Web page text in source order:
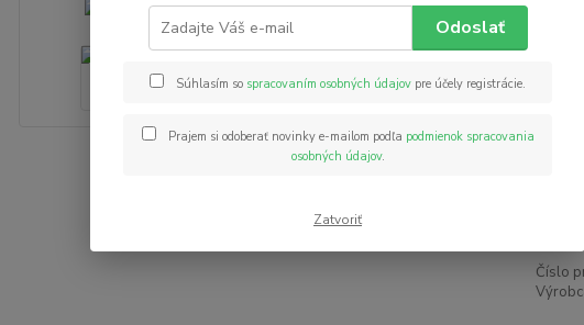
na
struk
Číslo
Odoslať
Súhlasím so spracovaním osobných údajov pre účely registrácie.
Prajem si odoberať novinky e-mailom podľa podmienok spracovania
osobných údajov.
Zatvoriť